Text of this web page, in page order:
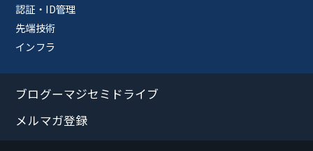
認証・ID管理
先端技術
インフラ
ブログーマジセミドライブ
メルマガ登録